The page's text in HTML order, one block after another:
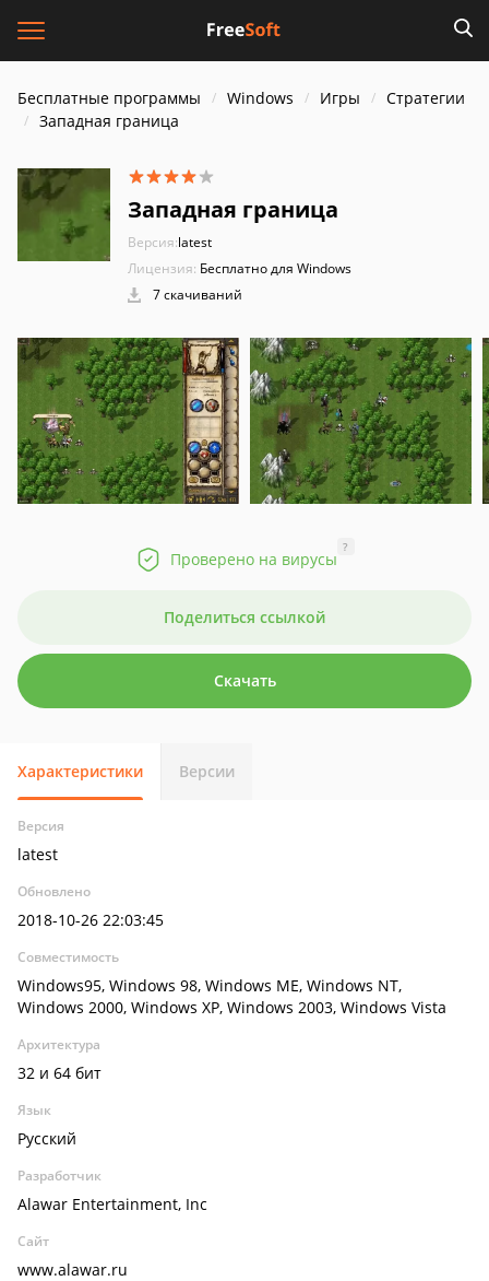
Бесплатные программы Windows Игры
Стратегии
Западная граница
Западная граница
Версия:latest
Лицензия: Бесплатно для Windows
7 скачиваний
Проверено на вирусы
?
Поделиться ссылкой
Скачать
Характеристики Версии
Версия
latest
Обновлено
2018-10-26 22:03:45
Совместимость
Windows95, Windows 98, Windows ME, Windows NT,
Windows 2000, Windows XP, Windows 2003, Windows Vista
Архитектура
32 и 64 бит
Язык
Русский
Разработчик
Alawar Entertainment, Inc
Сайт
www.alawar.ru